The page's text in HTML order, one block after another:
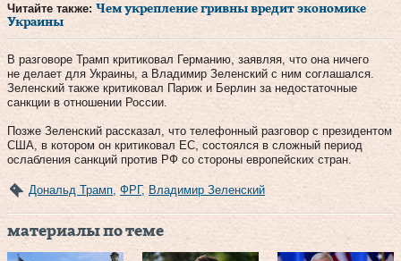
Читайте также: Чем укрепление гривны вредит экономике
Украины
В разговоре Трамп критиковал Германию, заявляя, что она ничего
не делает для Украины, а Владимир Зеленский с ним соглашался.
Зеленский также критиковал Париж и Берлин за недостаточные
санкции в отношении России.
Позже Зеленский рассказал, что телефонный разговор с президентом
США, в котором он критиковал ЕС, состоялся в сложный период
ослабления санкций против РФ со стороны европейских стран.
Дональд Трамп ФРГ, Владимир Зеленский
материалы по теме